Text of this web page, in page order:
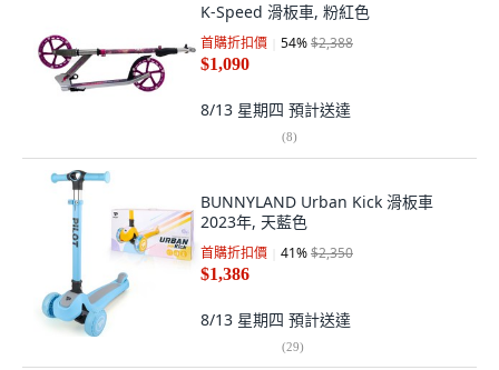
K-Speed 滑板車, 粉紅色
首購折扣價 54%$2,388
$1,090
8/13 星期四 預計送達
(8)
BUNNYLAND Urban Kick 滑板車
2023年, 天藍色
首購折扣價 41%$2,350
$1,386
8/13 星期四 預計送達
(29)